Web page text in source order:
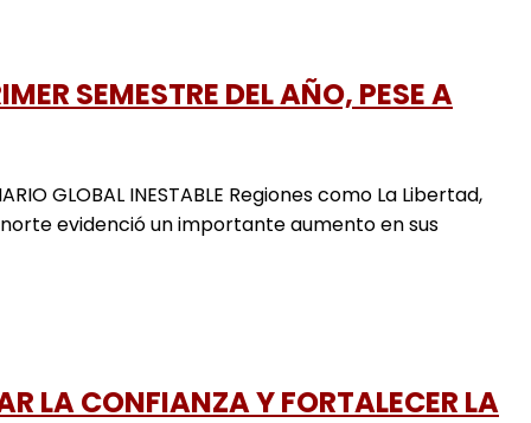
SEMESTRE DEL AÑO, PESE A
GLOBAL INESTABLE Regiones como La Libertad,
evidenció un importante aumento en sus
LA CONFIANZA Y FORTALECER LA